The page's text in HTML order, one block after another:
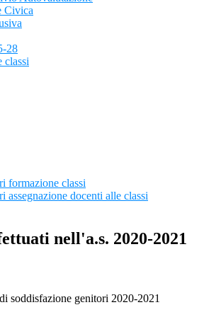
Civica
28
classi
formazione classi
assegnazione docenti alle classi
nell'a.s. 2020-2021
soddisfazione genitori 2020-2021